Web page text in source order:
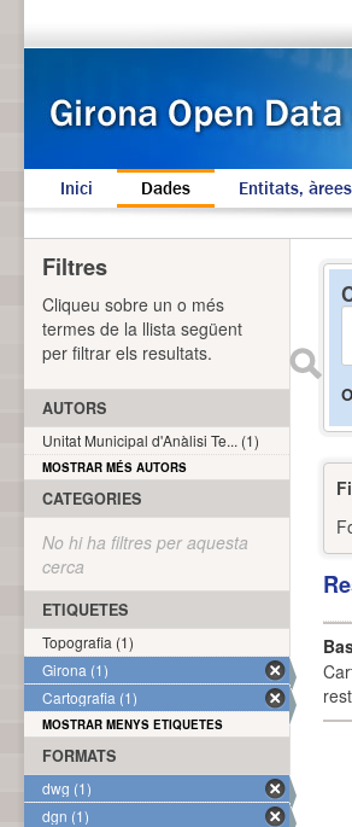
Inici Dades Entitats,
Filtres
Cliqueu sobre un o més
termes de la llista següent
per filtrar els resultats.
AUTORS
Unitat Municipal d'Anàlisi Te... (1)
MOSTRAR MÉS AUTORS
CATEGORIES
No hi ha filtres per aquesta
cerca
ETIQUETES
Topografia (1)
Girona (1)
Cartografia (1)
MOSTRAR MENYS ETIQUETES
FORMATS
dwg (1)
dgn (1)